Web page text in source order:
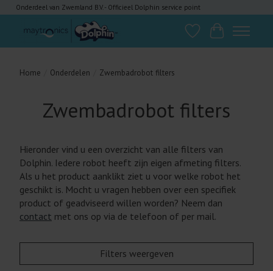
Onderdeel van Zwemland B.V. - Officieel Dolphin service point
VerlanglijstWinkelwagen
Home Onderdelen Zwembadrobot filters
Zwembadrobot filters
Hieronder vind u een overzicht van alle filters van
Dolphin. Iedere robot heeft zijn eigen afmeting filters.
Als u het product aanklikt ziet u voor welke robot het
geschikt is. Mocht u vragen hebben over een specifiek
product of geadviseerd willen worden? Neem dan
contact met ons op via de telefoon of per mail.
Filters weergeven